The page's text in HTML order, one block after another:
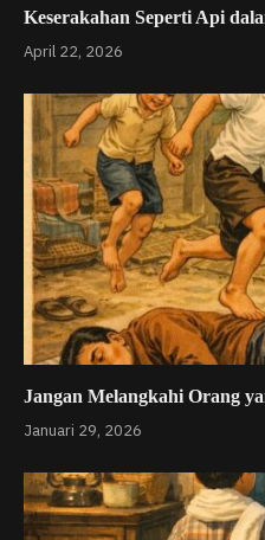
Keserakahan Seperti Api
April 22, 2026
Jangan Melangkahi Orang
Januari 29, 2026